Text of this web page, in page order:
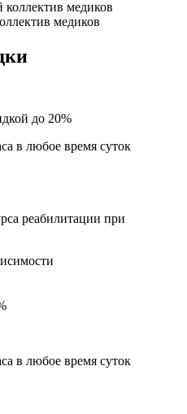
медиков
до 20%
в любое время суток
реабилитации при
в любое время суток